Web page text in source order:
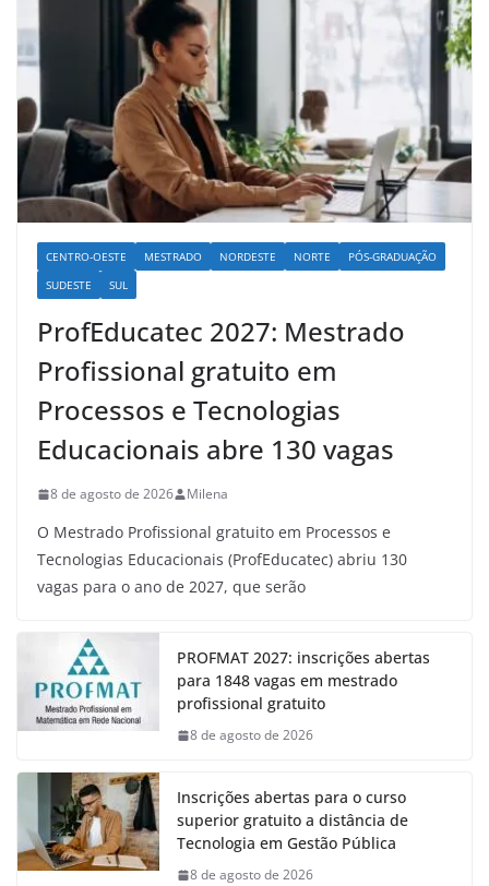
CENTRO-OESTE MESTRADO NORDESTE NORTE
PÓS-GRADUAÇÃO
SUDESTE
SUL
ProfEducatec 2027: Mestrado
Profissional gratuito em
Processos e Tecnologias
Educacionais abre 130 vagas
8 de agosto de 2026 Milena
O Mestrado Profissional gratuito em Processos e
Tecnologias Educacionais (ProfEducatec) abriu 130
vagas para o ano de 2027, que serão
PROFMAT 2027: inscrições abertas
para 1848 vagas em mestrado
profissional gratuito
8 de agosto de 2026
Inscrições abertas para o curso
superior gratuito a distância de
Tecnologia em Gestão Pública
8 de agosto de 2026